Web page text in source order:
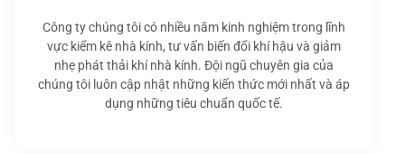
Công ty chúng tôi có nhiều năm kinh nghiệm trong lĩnh
vực kiểm kê nhà kính, tư vấn biến đổi khí hậu và giảm
nhẹ phát thải khí nhà kính. Đội ngũ chuyên gia của
chúng tôi luôn cập nhật những kiến thức mới nhất và áp
dụng những tiêu chuẩn quốc tế.